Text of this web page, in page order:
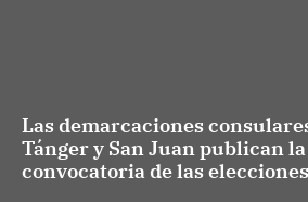
Las demarcaciones
Tánger y San Juan publican
convocatoria de las elecciones